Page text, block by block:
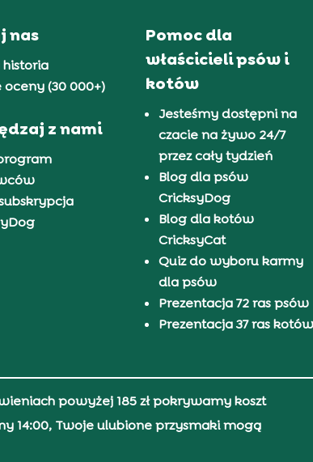
nas
historia
oceny (30 000+)
z nami
Pomoc dla
właścicieli psów i
kotów
Jesteśmy dostępni na
czacie na żywo 24/7
przez cały tydzień
Blog dla psów
CricksyDog
Blog dla kotów
CricksyCat
Quiz do wyboru karmy
dla psów
Prezentacja 72 ras psów
Prezentacja 37 ras kotów
powyżej 185 zł pokrywamy koszt
14:00, Twoje ulubione przysmaki mogą